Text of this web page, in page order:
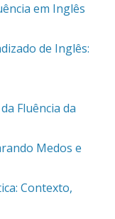
em Inglês
de Inglês:
Fluência da
Medos e
Contexto,